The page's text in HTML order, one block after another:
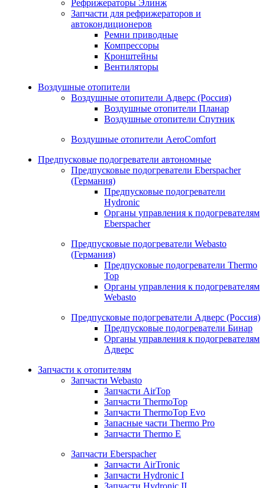
Рефрижераторы Элинж
Запчасти для рефрижераторов и
автокондиционеров
Ремни приводные
Компрессоры
Кронштейны
Вентиляторы
Воздушные отопители
Воздушные отопители Адверс (Россия)
Воздушные отопители Планар
Воздушные отопители Спутник
Воздушные отопители AeroComfort
Предпусковые подогреватели автономные
Предпусковые подогреватели Eberspacher
(Германия)
Предпусковые подогреватели
Hydronic
Органы управления к подогревателям
Eberspacher
Предпусковые подогреватели Webasto
(Германия)
Предпусковые подогреватели Thermo
Top
Органы управления к подогревателям
Webasto
Предпусковые подогреватели Адверс (Россия)
Предпусковые подогреватели Бинар
Органы управления к подогревателям
Адверс
Запчасти к отопителям
Запчасти Webasto
Запчасти AirTop
Запчасти ThermoTop
Запчасти ThermoTop Evo
Запасные части Thermo Pro
Запчасти Thermo E
Запчасти Eberspacher
Запчасти AirTronic
Запчасти Hydronic I